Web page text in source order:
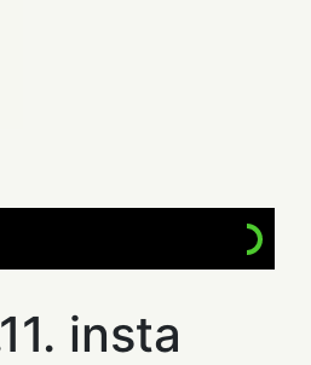
insta